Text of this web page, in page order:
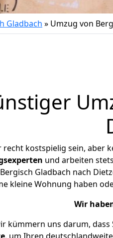
Gladbach » Umzug von
kostspielig sein, aber
und arbeiten
Gladbach nach
kleine Wohnung haben
Wir
kümmern uns darum,